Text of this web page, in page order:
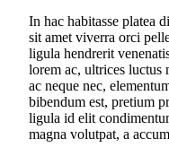
In hac habitasse platea
sit amet viverra orci
ligula hendrerit
lorem ac, ultrices luctus
ac neque nec,
bibendum est, pretium
ligula id elit
magna volutpat, a